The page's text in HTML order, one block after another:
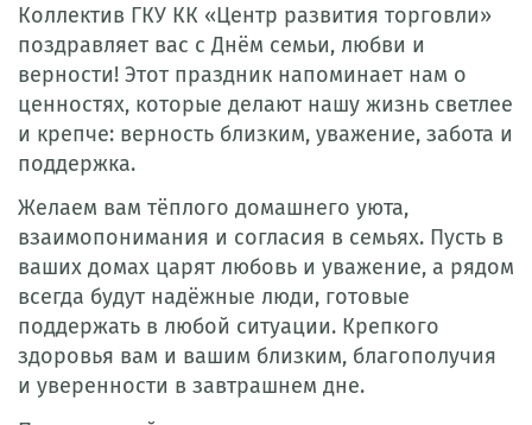
Коллектив ГКУ КК «Центр развития торговли»
поздравляет вас с Днём семьи, любви и
верности! Этот праздник напоминает нам о
ценностях, которые делают нашу жизнь светлее
и крепче: верность близким, уважение, забота и
поддержка.
Желаем вам тёплого домашнего уюта,
взаимопонимания и согласия в семьях. Пусть в
ваших домах царят любовь и уважение, а рядом
всегда будут надёжные люди, готовые
поддержать в любой ситуации. Крепкого
здоровья вам и вашим близким, благополучия
и уверенности в завтрашнем дне.